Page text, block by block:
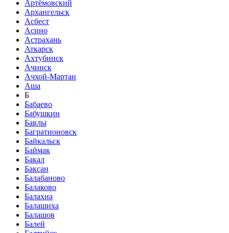
Артёмовский
Архангельск
Асбест
Асино
Астрахань
Аткарск
Ахтубинск
Ачинск
Ачхой-Мартан
Аша
Б
Бабаево
Бабушкин
Бавлы
Багратионовск
Байкальск
Баймак
Бакал
Баксан
Балабаново
Балаково
Балахна
Балашиха
Балашов
Балей